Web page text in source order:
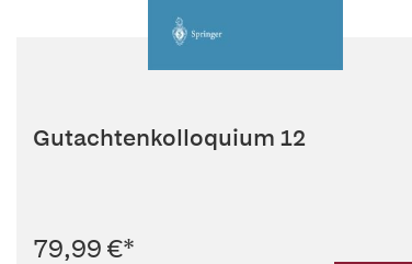
Gutachtenkolloquium 12
79,99 €*